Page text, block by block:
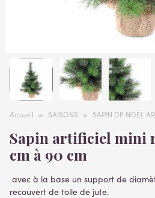
Accueil > SAISONS > SAPIN DE NOËL
Sapin artificiel mini richemond 45
cm à 90 cm
avec à la base un support de
recouvert de toile de jute.